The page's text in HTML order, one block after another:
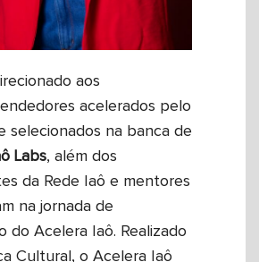
aos
acelerados pelo
selecionados na banca de
Labs, além dos
da Rede Iaô e mentores
na jornada de
do Acelera Iaô. Realizado
Cultural, o Acelera Iaô